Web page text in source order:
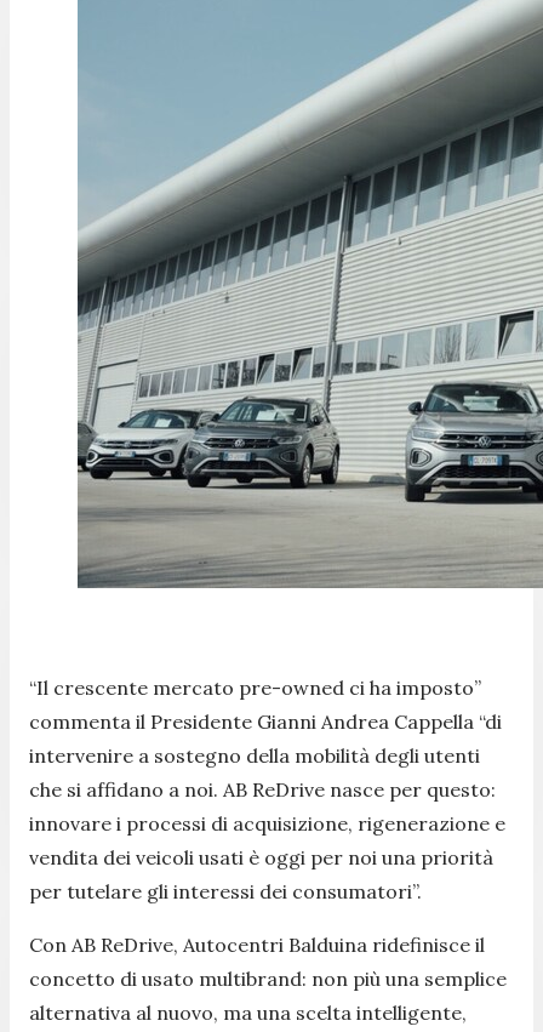
“Il crescente mercato pre-owned ci ha imposto”
commenta il Presidente Gianni Andrea Cappella “di
intervenire a sostegno della mobilità degli utenti
che si affidano a noi. AB ReDrive nasce per questo:
innovare i processi di acquisizione, rigenerazione e
vendita dei veicoli usati è oggi per noi una priorità
per tutelare gli interessi dei consumatori”.
Con AB ReDrive, Autocentri Balduina ridefinisce il
concetto di usato multibrand: non più una semplice
alternativa al nuovo, ma una scelta intelligente,